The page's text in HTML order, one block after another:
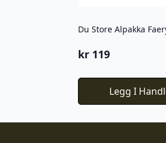
Du Store Alpakka
kr 119
Legg I